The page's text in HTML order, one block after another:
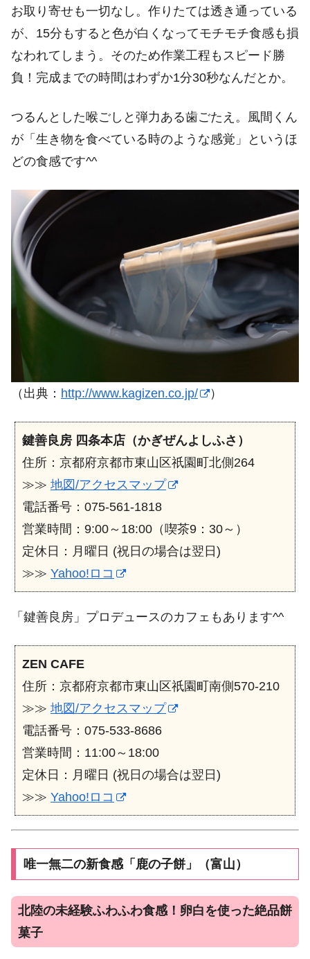
お取り寄せも一切なし。作りたては透き通っている
が、15分もすると色が白くなってモチモチ食感も損
なわれてしまう。そのため作業工程もスピード勝
負！完成までの時間はわずか1分30秒なんだとか。
つるんとした喉ごしと弾力ある歯ごたえ。風間くん
が「生き物を食べている時のような感覚」というほ
どの食感です^^
（出典： http://www.kagizen.co.jp/ ）
鍵善良房 四条本店（かぎぜんよしふさ）
住所：京都府京都市東山区祇園町北側264
≫≫ 地図/アクセスマップ
電話番号：075-561-1818
営業時間：9:00～18:00（喫茶9：30～）
定休日：月曜日 (祝日の場合は翌日)
≫≫ Yahoo!ロコ
「鍵善良房」プロデュースのカフェもあります^^
ZEN CAFE
住所：京都府京都市東山区祇園町南側570-210
≫≫ 地図/アクセスマップ
電話番号：075-533-8686
営業時間：11:00～18:00
定休日：月曜日 (祝日の場合は翌日)
≫≫ Yahoo!ロコ
唯一無二の新食感「鹿の子餅」（富山）
北陸の未経験ふわふわ食感！卵白を使った絶品餅
菓子